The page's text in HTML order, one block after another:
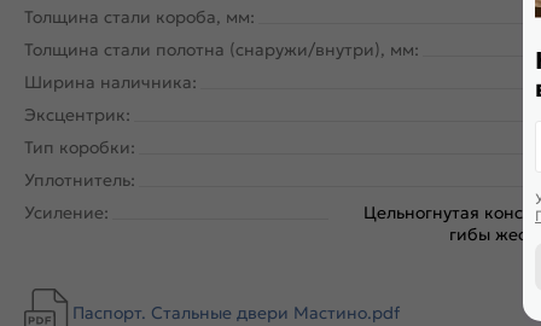
Толщина стали короба, мм:
Толщина стали полотна (снаружи/внутри), мм:
Ширина наличника:
Эксцентрик:
Тип коробки:
Уплотнитель:
Усиление:
Цельногнутая
гибы
Паспорт. Стальные двери Мастино.pdf